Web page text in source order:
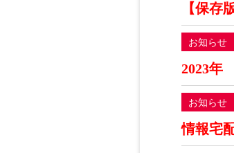
【保存
お知らせ
2023年
お知らせ
情報宅